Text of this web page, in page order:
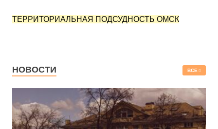
ТЕРРИТОРИАЛЬНАЯ ПОДСУДНОСТЬ ОМСК
НОВОСТИ ВСЕ